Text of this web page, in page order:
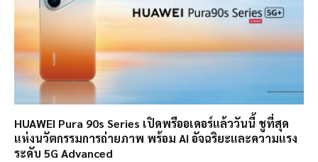
HUAWEI Pura 90s Series เปิดพรีออเดอร์แล้ววันนี้ ชูที่สุด
แห่งนวัตกรรมการถ่ายภาพ พร้อม AI อัจฉริยะและความแรง
ระดับ 5G Advanced